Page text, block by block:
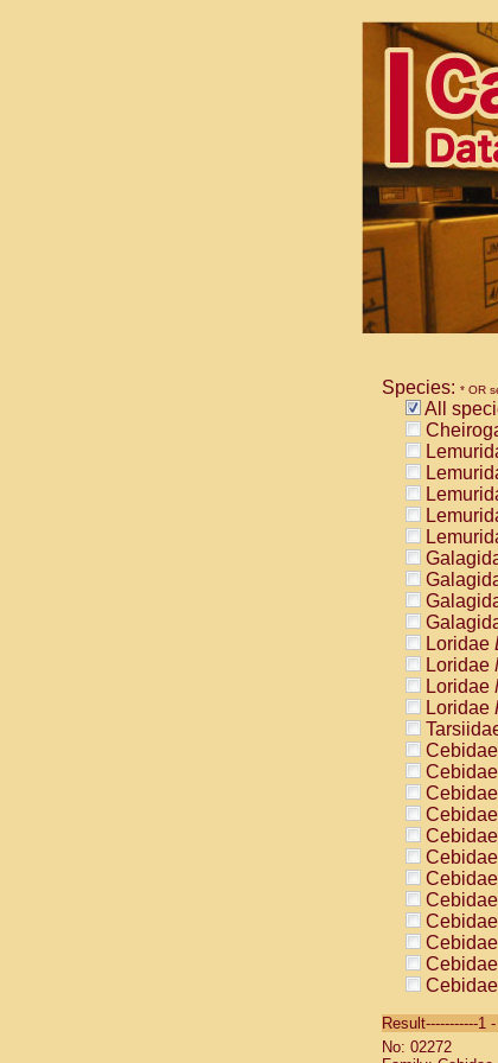
Species: * OR
All
Loridae
Loridae
Loridae
Loridae
Cebidae
Cebidae
Cebidae
Cebidae
Cebidae
Cebidae
Cebidae
Cebidae
Cebidae
Cebidae
Cebidae
Cebidae
Cebidae
Result-----------1
No: 02272